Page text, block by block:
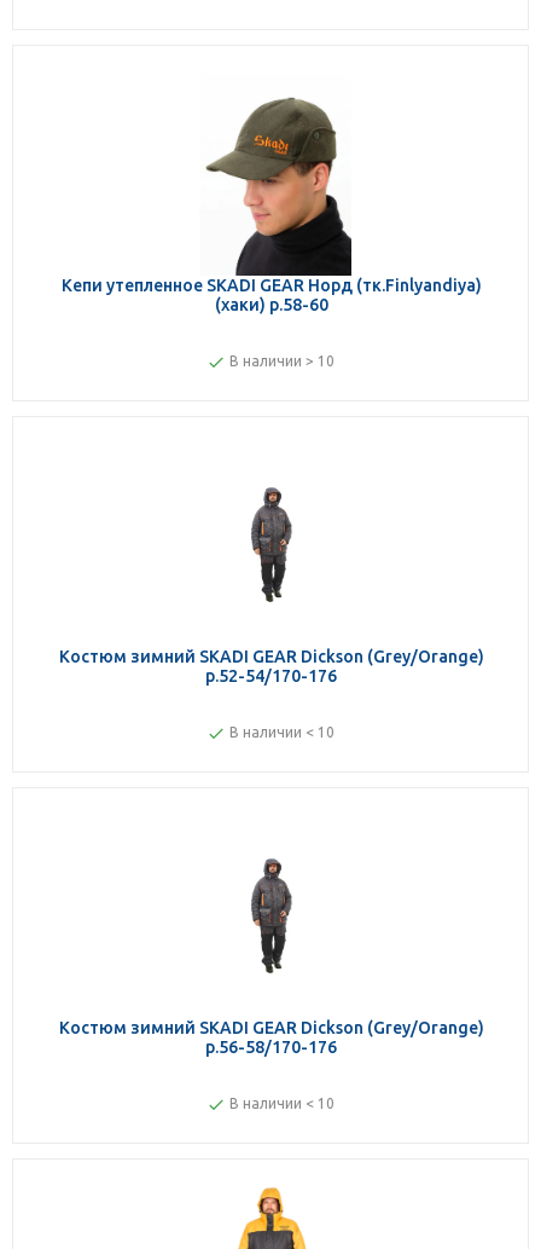
Кепи утепленное SKADI GEAR Норд (тк.Finlyandiya)
(хаки) р.58-60
В наличии > 10
Костюм зимний SKADI GEAR Dickson (Grey/Orange)
р.52-54/170-176
В наличии < 10
Костюм зимний SKADI GEAR Dickson (Grey/Orange)
р.56-58/170-176
В наличии < 10